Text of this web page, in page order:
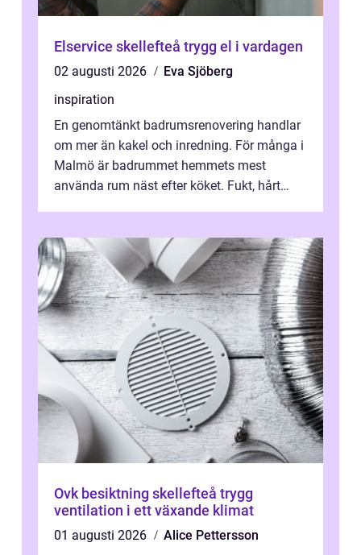
Elservice skellefteå trygg el i vardagen
02 augusti 2026
Eva Sjöberg
inspiration
En genomtänkt badrumsrenovering handlar
om mer än kakel och inredning. För många i
Malmö är badrummet hemmets mest
använda rum näst efter köket. Fukt, hårt
Ovk besiktning skellefteå trygg
ventilation i ett växande klimat
01 augusti 2026
Alice Pettersson